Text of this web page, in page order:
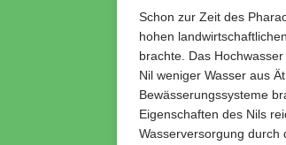
Schon zur Zeit des
hohen
brachte. Das
Nil weniger Wasser aus
Bewässerungssysteme
Eigenschaften des Nils
Wasserversorgung durch